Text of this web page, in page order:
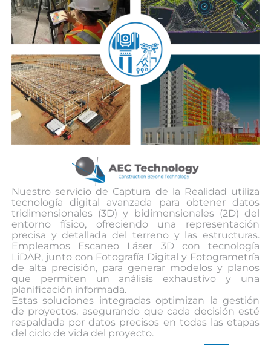
Nuestro servicio de Captura de la Realidad utiliza
tecnología digital avanzada para obtener datos
tridimensionales (3D) y bidimensionales (2D) del
entorno físico, ofreciendo una representación
precisa y detallada del terreno y las estructuras.
Empleamos Escaneo Láser 3D con tecnología
LiDAR, junto con Fotografía Digital y Fotogrametría
de alta precisión, para generar modelos y planos
que permiten un análisis exhaustivo y una
planificación informada.
Estas soluciones integradas optimizan la gestión
de proyectos, asegurando que cada decisión esté
respaldada por datos precisos en todas las etapas
del ciclo de vida del proyecto.